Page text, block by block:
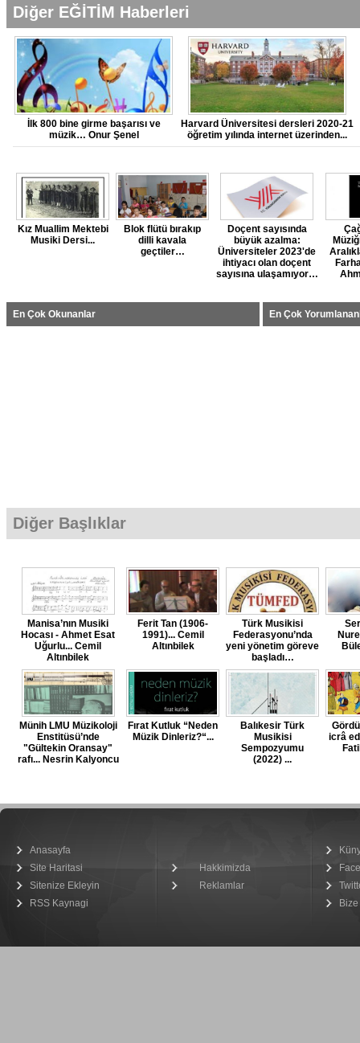
Diğer EĞİTİM Haberleri
İlk 800 bine girme başarısı ve
müzik… Onur Şenel
Harvard Üniversitesi dersleri 2020-21
öğretim yılında internet üzerinden...
Kız Muallim Mektebi
Musiki Dersi...
Blok flütü bırakıp
dilli kavala
geçtiler…
Doçent sayısında
büyük azalma:
Üniversiteler 2023'de
ihtiyacı olan doçent
sayısına ulaşamıyor…
En Çok Okunanlar En Çok
Diğer Başlıklar
Manisa’nın Musiki
Hocası - Ahmet Esat
Uğurlu... Cemil
Altınbilek
Ferit Tan (1906-
1991)... Cemil
Altınbilek
Türk Musikisi
Federasyonu’nda
yeni yönetim göreve
başladı…
Münih LMU Müzikoloji
Enstitüsü’nde
"Gültekin Oransay"
rafı... Nesrin Kalyoncu
Fırat Kutluk “Neden
Müzik Dinleriz?“...
Balıkesir Türk
Musikisi
Sempozyumu
(2022) ...
icrâ
Anasayfa
Site Haritasi
Sitenize Ekleyin
RSS Kaynagi
Hakkimizda
Reklamlar